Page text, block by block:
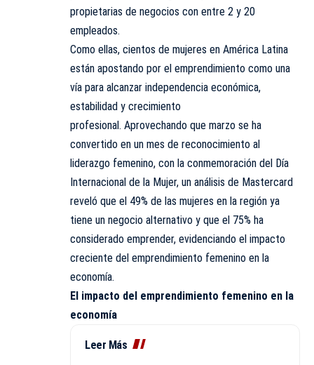
propietarias de negocios con entre 2 y 20
empleados.
Como ellas, cientos de mujeres en América Latina
están apostando por el emprendimiento como una
vía para alcanzar independencia económica,
estabilidad y crecimiento
profesional. Aprovechando que marzo se ha
convertido en un mes de reconocimiento al
liderazgo femenino, con la conmemoración del Día
Internacional de la Mujer, un análisis de Mastercard
reveló que el 49% de las mujeres en la región ya
tiene un negocio alternativo y que el 75% ha
considerado emprender, evidenciando el impacto
creciente del emprendimiento femenino en la
economía.
El impacto del emprendimiento femenino en la
economía
Leer Más